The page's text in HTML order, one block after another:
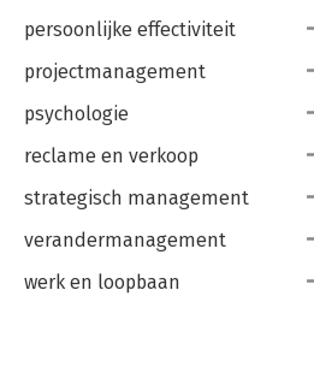
persoonlijke effectiviteit
projectmanagement
psychologie
reclame en verkoop
strategisch management
verandermanagement
werk en loopbaan